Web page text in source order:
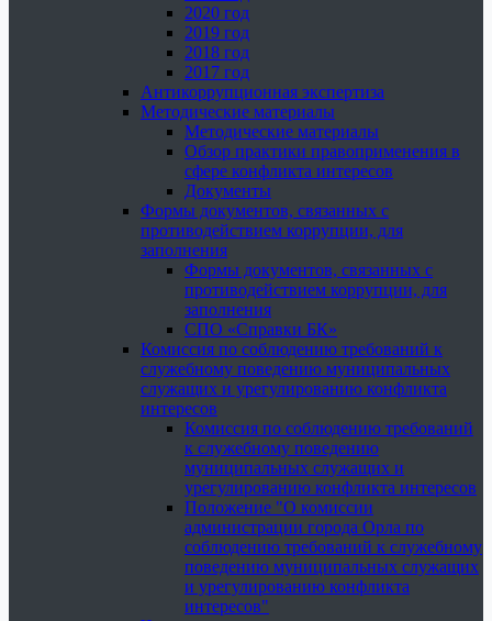
2020 год
2019 год
2018 год
2017 год
Антикоррупционная экспертиза
Методические материалы
Методические материалы
Обзор практики правоприменения в
сфере конфликта интересов
Документы
Формы документов, связанных с
противодействием коррупции, для
заполнения
Формы документов, связанных с
противодействием коррупции, для
заполнения
СПО «Справки БК»
Комиссия по соблюдению требований к
служебному поведению муниципальных
служащих и урегулированию конфликта
интересов
Комиссия по соблюдению требований
к служебному поведению
муниципальных служащих и
урегулированию конфликта интересов
Положение "О комиссии
администрации города Орла по
соблюдению требований к служебному
поведению муниципальных служащих
и урегулированию конфликта
интересов"